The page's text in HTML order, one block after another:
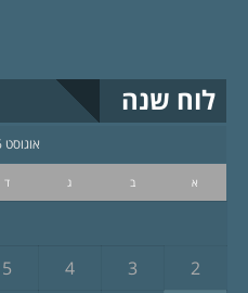
לוח שנה
אוגוסט 2026
א ב ג ד
2
3
4
5